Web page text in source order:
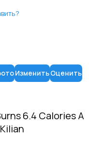
ИзменитьОценить
6.4 Calories A
Kilian